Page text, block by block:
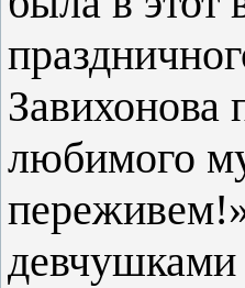
Завихонова
любимого
девчушками